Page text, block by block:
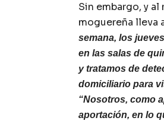
Sin embargo, y
moguereña lleva
semana, los
en las salas de
y tratamos de
domiciliario para
“Nosotros, como
aportación, en lo